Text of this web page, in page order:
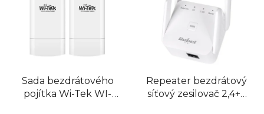
Sada bezdrátového
pojítka Wi-Tek WI-
Repeater bezdrátový
síťový zesilovač 2,4+5